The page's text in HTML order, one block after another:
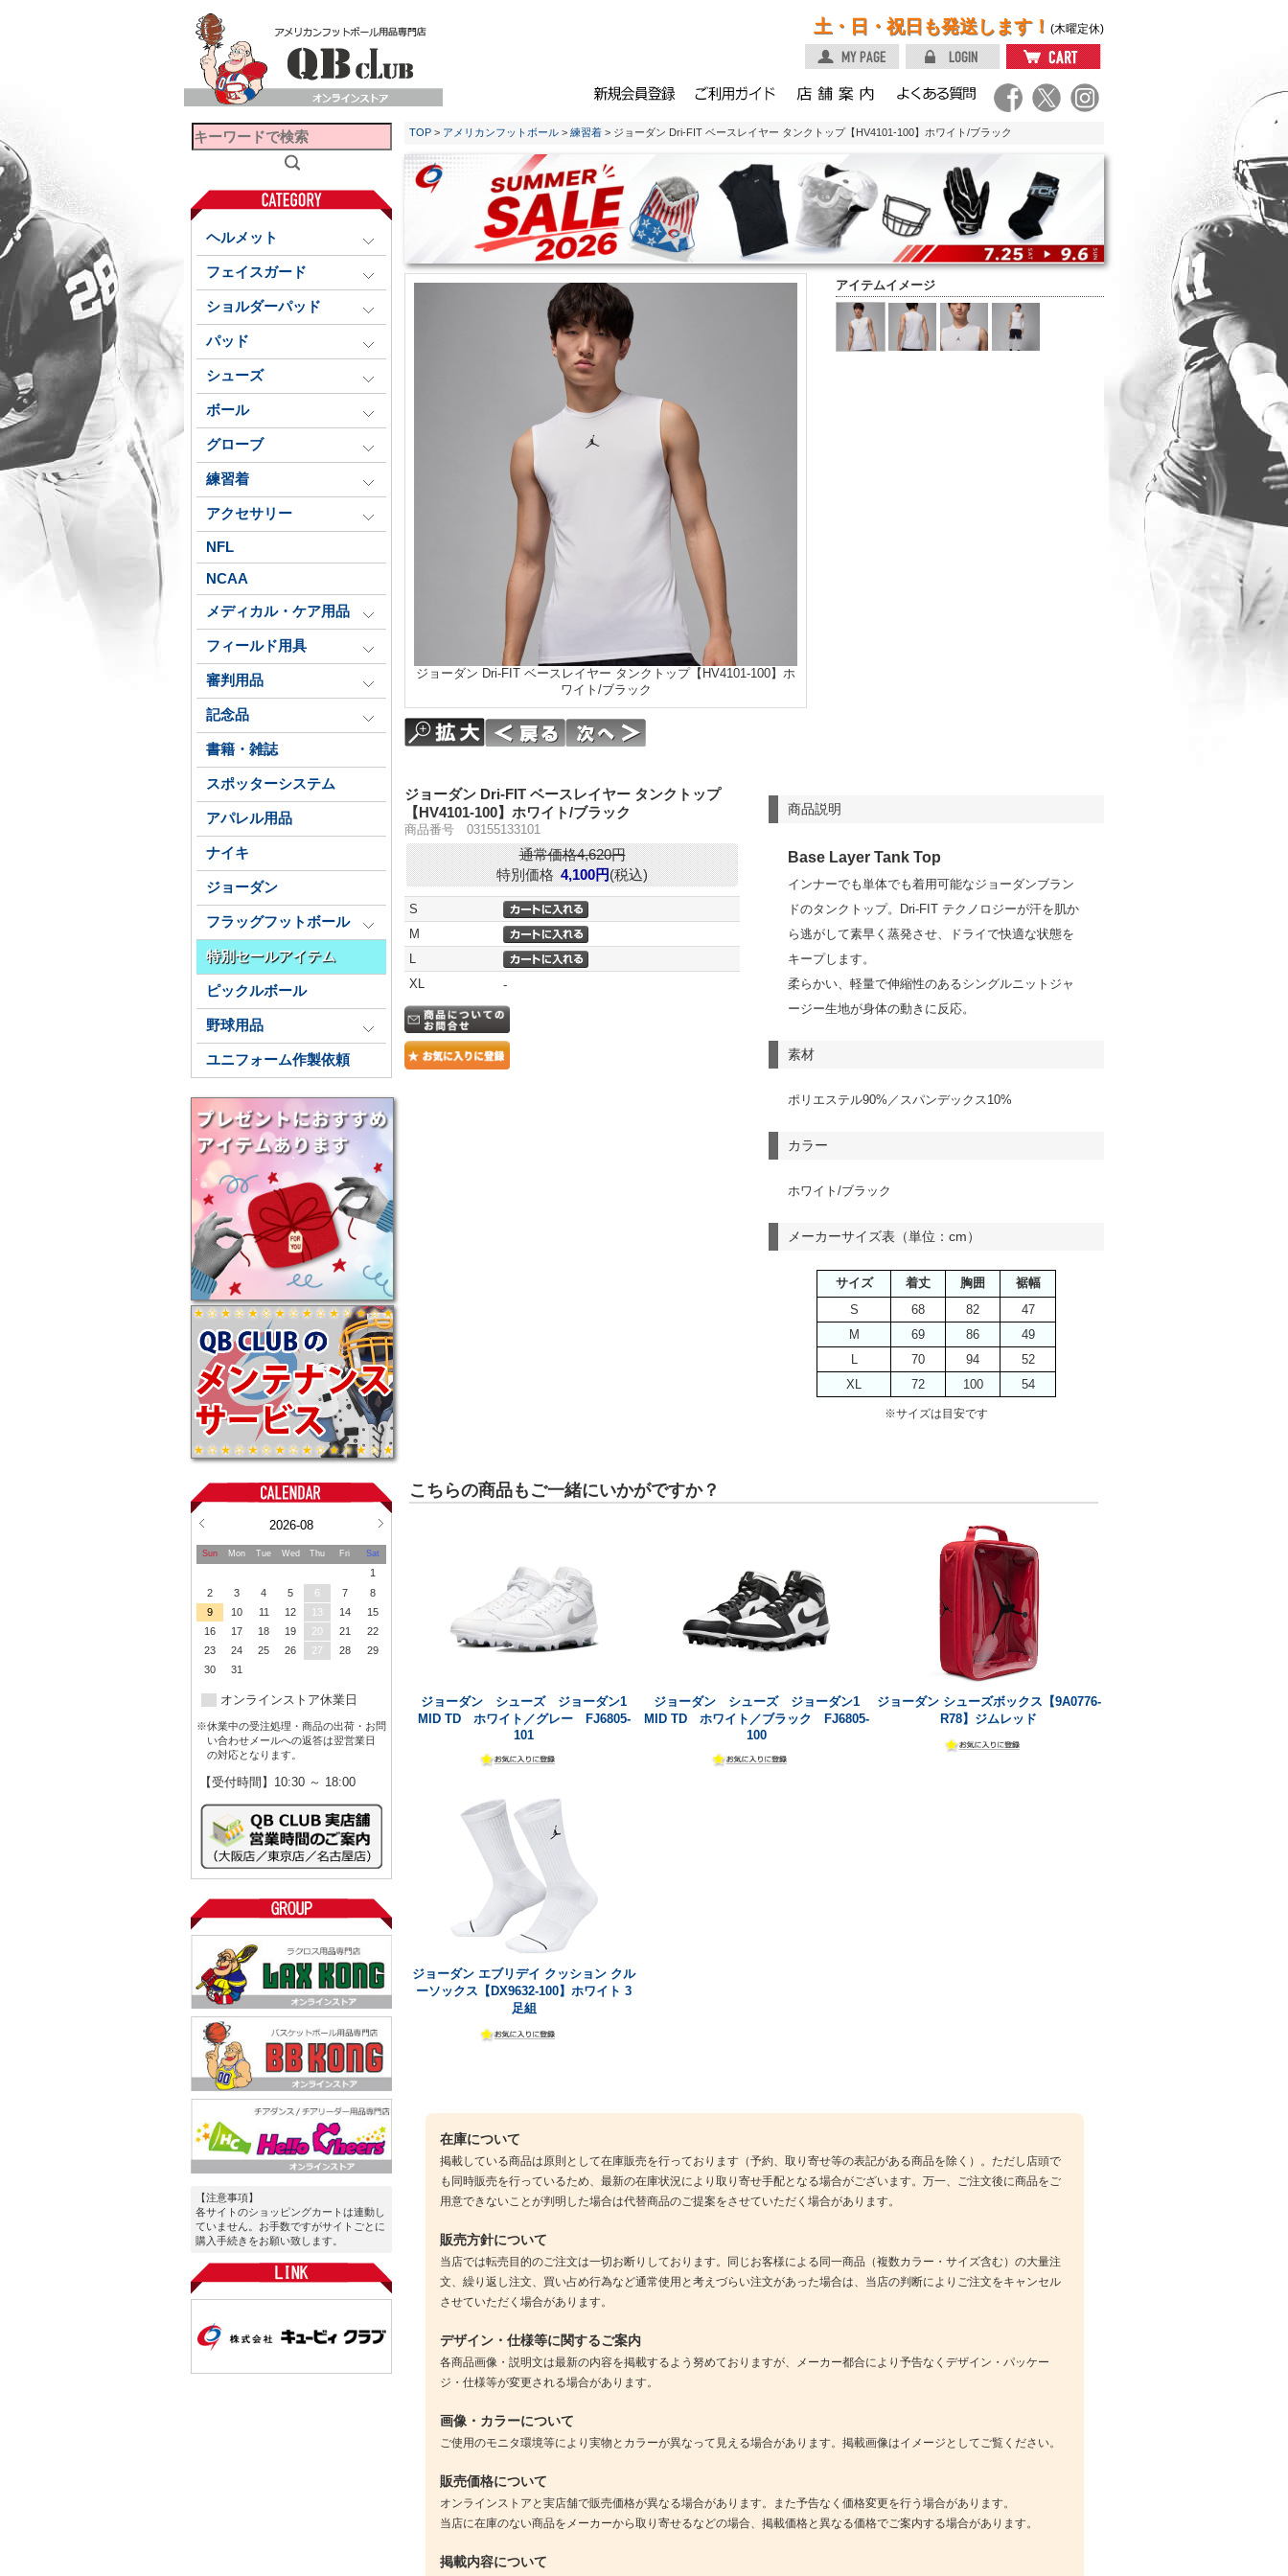
土・日・祝日も発送します！ (木曜定休)
ヘルメット
フェイスガード
ショルダーパッド
パッド
シューズ
ボール
グローブ
練習着
アクセサリー
NFL
NCAA
メディカル・ケア用品
フィールド用具
審判用品
記念品
書籍・雑誌
スポッターシステム
アパレル用品
ナイキ
ジョーダン
フラッグフットボール
特別セールアイテム
ピックルボール
野球用品
ユニフォーム作製依頼
2026-08
Sun Mon Tue Wed Thu Fri Sat
1
2
3 4 5 6 7
8
9
10 11 12 13 14
15
16
17 18 19 20 21
22
23
24 25 26 27 28
29
30
31
オンラインストア休業日
※休業中の受注処理・商品の出荷・お問
い合わせメールへの返答は翌営業日
の対応となります。
【受付時間】10:30 ～ 18:00
【注意事項】
各サイトのショッピングカートは連動し
ていません。お手数ですがサイトごとに
購入手続きをお願い致します。
TOP > アメリカンフットボール > 練習着 > ジョーダン Dri-FIT ベースレイヤー タンクトップ【HV4101-100】ホワイト/ブラック
アイテムイメージ
ジョーダン Dri-FIT ベースレイヤー タンクトップ【HV4101-100】ホ
ワイト/ブラック
商品説明
Base Layer Tank Top
インナーでも単体でも着用可能なジョーダンブラン
ドのタンクトップ。Dri-FIT テクノロジーが汗を肌か
ら逃がして素早く蒸発させ、ドライで快適な状態を
キープします。
柔らかい、軽量で伸縮性のあるシングルニットジャ
ージー生地が身体の動きに反応。
素材
ポリエステル90%／スパンデックス10%
カラー
ホワイト/ブラック
メーカーサイズ表（単位：cm）
サイズ 着丈 胸囲
裾幅
S
68 82
47
M
69 86
49
L
70 94
52
XL
72 100 54
※サイズは目安です
ジョーダン Dri-FIT ベースレイヤー タンクトップ
【HV4101-100】ホワイト/ブラック
商品番号 03155133101
通常価格4,620円
特別価格 4,100円(税込)
S
M
L
XL
-
こちらの商品もご一緒にいかがですか？
ジョーダン シューズ ジョーダン1
MID TD ホワイト／グレー FJ6805-
101
ジョーダン シューズ ジョーダン1
MID TD ホワイト／ブラック FJ6805-
100
ジョーダン シューズボックス【9A0776-
R78】ジムレッド
ジョーダン エブリデイ クッション クル
ーソックス【DX9632-100】ホワイト 3
足組
在庫について
掲載している商品は原則として在庫販売を行っております（予約、取り寄せ等の表記がある商品を除く）。ただし店頭で
も同時販売を行っているため、最新の在庫状況により取り寄せ手配となる場合がございます。万一、ご注文後に商品をご
用意できないことが判明した場合は代替商品のご提案をさせていただく場合があります。
販売方針について
当店では転売目的のご注文は一切お断りしております。同じお客様による同一商品（複数カラー・サイズ含む）の大量注
文、繰り返し注文、買い占め行為など通常使用と考えづらい注文があった場合は、当店の判断によりご注文をキャンセル
させていただく場合があります。
デザイン・仕様等に関するご案内
各商品画像・説明文は最新の内容を掲載するよう努めておりますが、メーカー都合により予告なくデザイン・パッケー
ジ・仕様等が変更される場合があります。
画像・カラーについて
ご使用のモニタ環境等により実物とカラーが異なって見える場合があります。掲載画像はイメージとしてご覧ください。
販売価格について
オンラインストアと実店舗で販売価格が異なる場合があります。また予告なく価格変更を行う場合があります。
当店に在庫のない商品をメーカーから取り寄せるなどの場合、掲載価格と異なる価格でご案内する場合があります。
掲載内容について